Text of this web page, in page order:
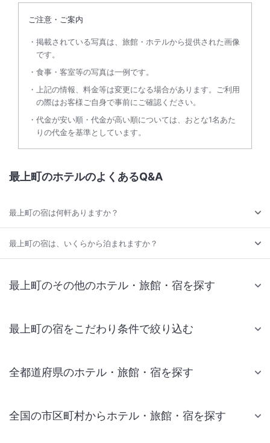
ご注意・ご案内
掲載されている写真は、旅館・ホテルから提供された画像
です。
食事・客室等の写真は一例です。
上記の情報、料金等は変更になる場合があります。ご利用
の際はお客様ご自身で事前にご確認ください。
代金が安い順・代金が高い順については、おとな1名あた
りの代金を基準としています。
最上町のホテルのよくあるQ&A
最上町の宿は何軒ありますか？
最上町の宿は、いくらから泊まれますか？
最上町のその他のホテル・旅館・宿を探す
最上町の宿をこだわり条件で絞り込む
全都道府県のホテル・旅館・宿を探す
全国の市区町村からホテル・旅館・宿を探す